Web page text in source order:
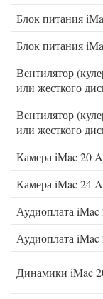
Блок питания
Блок питания
Вентилятор
или жесткого
Вентилятор
или жесткого
Камера iMac 20
Камера iMac 24
Аудиоплата
Аудиоплата iMac
Динамики iMac